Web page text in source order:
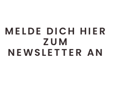
MELDE DICH HIER
ZUM
NEWSLETTER AN